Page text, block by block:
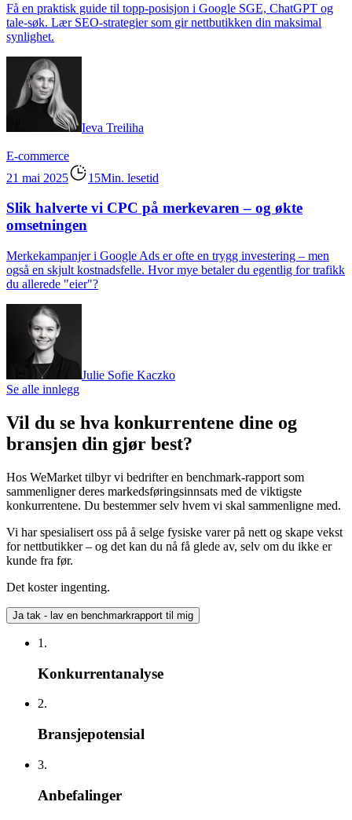
Få en praktisk guide til topp-posisjon i Google SGE, ChatGPT og
tale-søk. Lær SEO-strategier som gir nettbutikken din maksimal
synlighet.
Ieva Treiliha
E-commerce
21 mai 2025
15Min. lesetid
Slik halverte vi CPC på merkevaren – og økte
omsetningen
Merkekampanjer i Google Ads er ofte en trygg investering – men
også en skjult kostnadsfelle. Hvor mye betaler du egentlig for trafikk
du allerede "eier"?
Julie Sofie Kaczko
Se alle innlegg
Vil du se hva konkurrentene dine og
bransjen din gjør best?
Hos WeMarket tilbyr vi bedrifter en benchmark-rapport som
sammenligner deres markedsføringsinnsats med de viktigste
konkurrentene. Du bestemmer selv hvem vi skal sammenligne med.
Vi har spesialisert oss på å selge fysiske varer på nett og skape vekst
for nettbutikker – og det kan du nå få glede av, selv om du ikke er
kunde fra før.
Det koster ingenting.
Ja tak - lav en benchmarkrapport til mig
1.
Konkurrentanalyse
2.
Bransjepotensial
3.
Anbefalinger